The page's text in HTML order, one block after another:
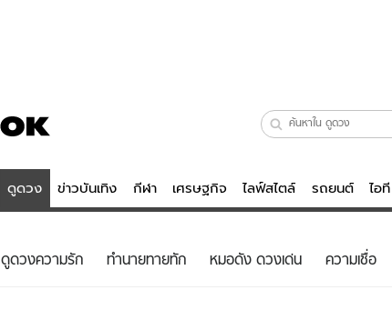
ดูดวง ข่าวบันเทิง กีฬา เศรษฐกิจ ไลฟ์สไตล์ รถยนต์ ไอที
ดูดวง - ตรวจหวย ไลฟ์สไตล์
ดูดวงความรัก ทํานายทายทัก หมอดัง ดวงเด่น ความเชื่อ